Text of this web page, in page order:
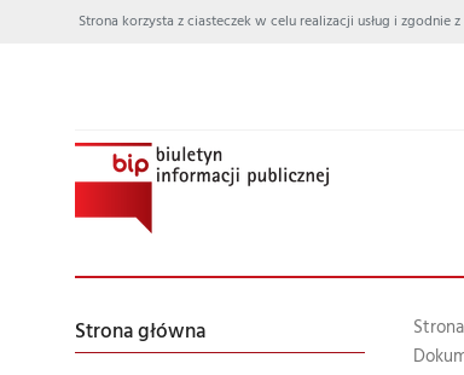
Strona korzysta z ciasteczek w celu realizacji usług i
Strona główna